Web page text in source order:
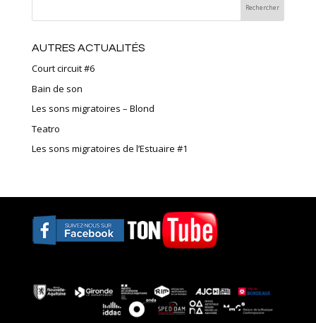
AUTRES ACTUALITÉS
Court circuit #6
Bain de son
Les sons migratoires – Blond
Teatro
Les sons migratoires de l’Estuaire #1